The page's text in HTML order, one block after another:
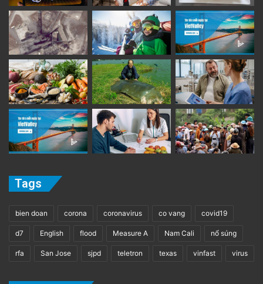
Tags
bien doan corona coronavirus co vang covid19
d7 English flood Measure A Nam Cali nổ súng
rfa San Jose sjpd teletron texas vinfast virus